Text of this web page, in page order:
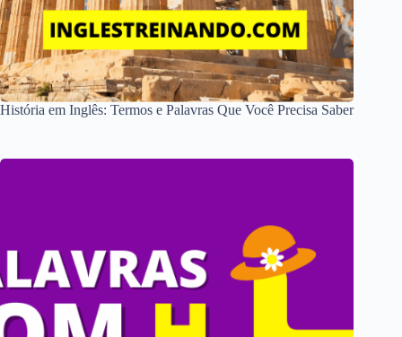
História em Inglês: Termos e Palavras Que Você Precisa Saber